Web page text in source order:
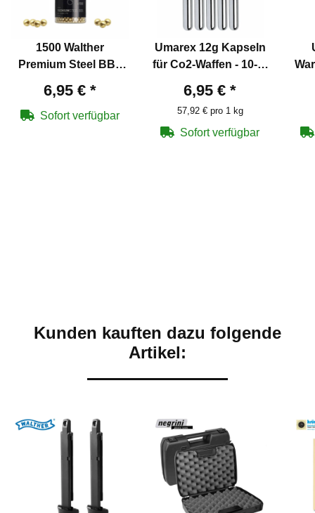
1500 Walther
Premium Steel BBs
Waffen
6,95 € *
Sofort verfügbar
Umarex 12g Kapseln
für Co2-Waffen - 10-er
6,95 € *
57,92 € pro 1 kg
Sofort verfügbar
Kunden kauften dazu folgende
Artikel: